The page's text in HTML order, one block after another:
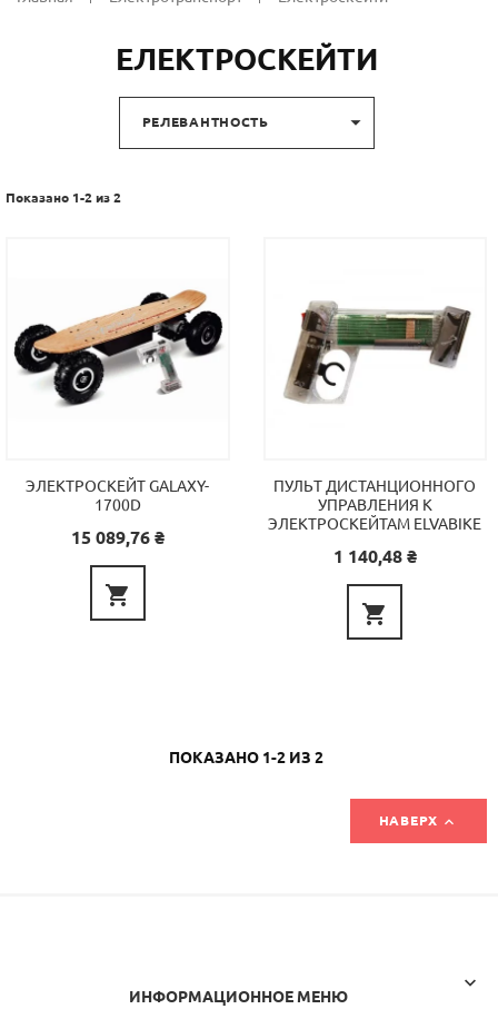
ЕЛЕКТРОСКЕЙТИ
РЕЛЕВАНТНОСТЬ 
Показано 1-2 из 2
ЭЛЕКТРОСКЕЙТ GALAXY-
1700D
Цена
15 089,76 ₴

ПУЛЬТ ДИСТАНЦИОННОГО
УПРАВЛЕНИЯ К
ЭЛЕКТРОСКЕЙТАМ ELVABIKE
Цена
1 140,48 ₴

ПОКАЗАНО 1-2 ИЗ 2
НАВЕРХ 
ИНФОРМАЦИОННОЕ МЕНЮ
